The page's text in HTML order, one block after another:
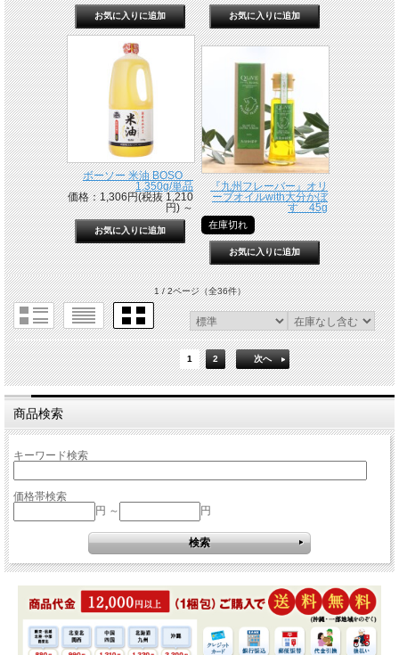
ボーソー 米油 BOSO
1,350g/単品
価格：1,306円(税抜 1,210
円)～
『九州フレーバー』オリ
ーブオイルwith大分かぼ
す 45g
在庫切れ
1 / 2ページ（全36件）
1 2 次へ
商品検索
キーワード検索
価格帯検索
円 ～
円